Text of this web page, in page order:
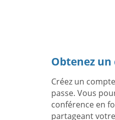
Obtenez
Créez un
passe. Vous
conférence en
partageant